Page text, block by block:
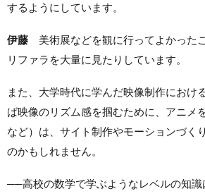
するようにしています。
伊藤 美術展などを観に行ってよかった
リファラを大量に見たりしています。
また、大学時代に学んだ映像制作におけ
ば映像のリズム感を掴むために、アニメ
など）は、サイト制作やモーションづく
のかもしれません。
──高校の数学で学ぶようなレベルの知識